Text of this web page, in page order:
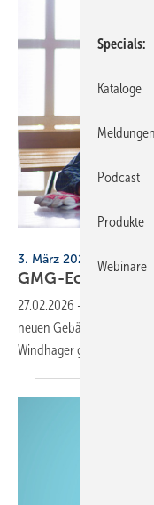
3. März 2026, 18 Uhr,
GMG-Eckpunkte:
27.02.2026 -
neuen
Windhager gibt
Specials
Kataloge
Meldungen
Podcast
Produkte
Webinare